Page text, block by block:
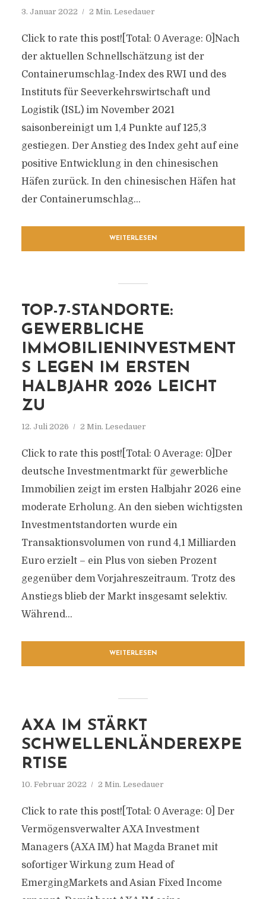
3. Januar 2022 2 Min. Lesedauer
Click to rate this post![Total: 0 Average: 0]Nach
der aktuellen Schnellschätzung ist der
Containerumschlag-Index des RWI und des
Instituts für Seeverkehrswirtschaft und
Logistik (ISL) im November 2021
saisonbereinigt um 1,4 Punkte auf 125,3
gestiegen. Der Anstieg des Index geht auf eine
positive Entwicklung in den chinesischen
Häfen zurück. In den chinesischen Häfen hat
der Containerumschlag...
WEITERLESEN
TOP-7-STANDORTE:
GEWERBLICHE
IMMOBILIENINVESTMENT
S LEGEN IM ERSTEN
HALBJAHR 2026 LEICHT
ZU
12. Juli 2026 2 Min. Lesedauer
Click to rate this post![Total: 0 Average: 0]Der
deutsche Investmentmarkt für gewerbliche
Immobilien zeigt im ersten Halbjahr 2026 eine
moderate Erholung. An den sieben wichtigsten
Investmentstandorten wurde ein
Transaktionsvolumen von rund 4,1 Milliarden
Euro erzielt – ein Plus von sieben Prozent
gegenüber dem Vorjahreszeitraum. Trotz des
Anstiegs blieb der Markt insgesamt selektiv.
Während...
WEITERLESEN
AXA IM STÄRKT
SCHWELLENLÄNDEREXPE
RTISE
10. Februar 2022 2 Min. Lesedauer
Click to rate this post![Total: 0 Average: 0] Der
Vermögensverwalter AXA Investment
Managers (AXA IM) hat Magda Branet mit
sofortiger Wirkung zum Head of
EmergingMarkets and Asian Fixed Income